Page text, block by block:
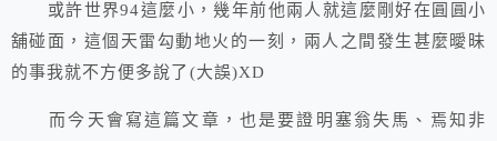
或許世界94這麼小，幾年前他兩人就這麼剛好在圓圓小
舖碰面，這個天雷勾動地火的一刻，兩人之間發生甚麼曖昧
的事我就不方便多說了(大誤)XD
而今天會寫這篇文章，也是要證明塞翁失馬、焉知非